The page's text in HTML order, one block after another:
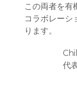
この両者を有
コラボレーシ
ります。
代